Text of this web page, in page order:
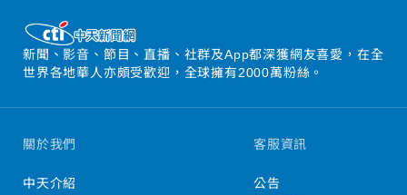
新聞、影音、節目、直播、社群及App都深獲網友喜愛，在全
世界各地華人亦頗受歡迎，全球擁有2000萬粉絲。
關於我們
中天介紹
客服資訊
公告